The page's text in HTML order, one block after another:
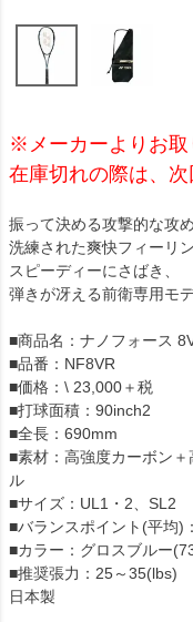
※メーカーよりお取
在庫切れの際は、次
振って決める攻撃的な攻め
洗練された爽快フィーリン
スピーディーにさばき、
弾きが冴える前衛専用モデ
■商品名：ナノフォース
■品番：NF8VR
■価格：\ 23,000＋税
■打球面積：90inch2
■全長：690mm
■素材：高強度カーボン
ル
■サイズ：UL1・2、SL2
■バランスポイント(平均)
■カラー：グロスブルー
■推奨張力：25～35(lbs)
日本製